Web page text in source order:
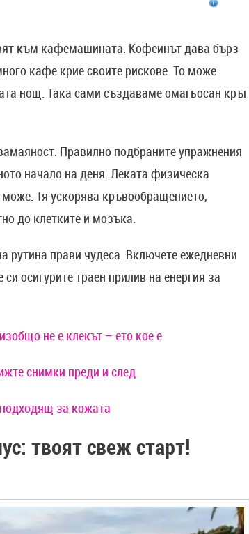
към кафемашината. Кофеинът дава бърз
кафе крие своите рискове. То може
нощ. Така сами създаваме омагьосан кръг
Правилно подбраните упражнения
начало на деня. Леката физическа
Тя ускорява кръвообращението,
до клетките и мозъка.
рутина прави чудеса. Включете ежедневни
осигурите траен прилив на енергия за
не е клекът – ето кое е
снимки преди и след
за кожата
твоят свеж старт!